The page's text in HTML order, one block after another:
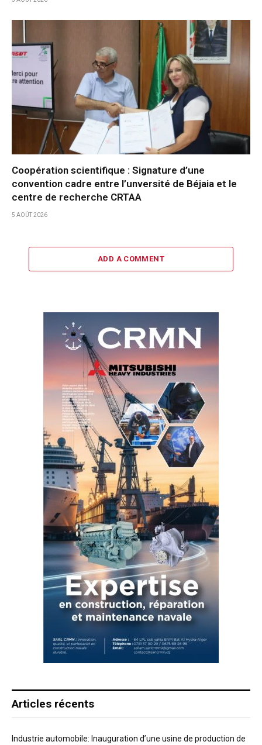
Coopération scientifique : Signature d’une
convention cadre entre l’unversité de Béjaia et le
centre de recherche CRTAA
5 AOÛT 2026
ADD A COMMENT
Articles récents
Industrie automobile: Inauguration d’une usine de production de